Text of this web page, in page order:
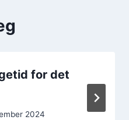
for det
2024